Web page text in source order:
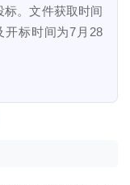
标。文件获取时间
开标时间为7月28